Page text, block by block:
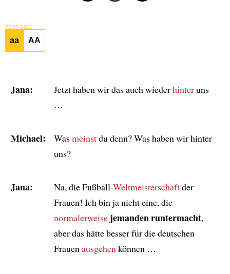
TEXT SIZE
aa AA
Jana: Jetzt haben wir das auch wiederhinteruns
…
Michael: Wasmeinstdu denn? Was haben wir hinter
uns?
Jana: Na, die Fußball-Weltmeisterschaftder
Frauen! Ich bin ja nicht eine, die
normalerweise jemanden runtermacht,
aber das hätte besser für die deutschen
Frauen ausgehen können …